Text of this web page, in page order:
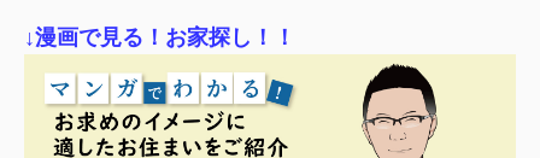
↓漫画で見る！お家探し！！